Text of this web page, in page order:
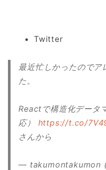
Twitter
最近忙しかったのでア
た。
Reactで構造化データ
応） https://t.co/
さんから
— takumontakumon